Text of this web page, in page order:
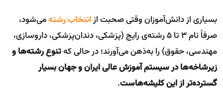
بسیاری از دانش‌آموزان وقتی صحبت ازانتخاب رشتهمی‌شود،
صرفاً نام ۳ تا ۵ رشته‌ی رایج (پزشکی، دندان‌پزشکی، داروسازی،
مهندسی، حقوق) را به‌ذهن می‌آورند؛ در حالی کهتنوع رشته‌ها و
زیرشاخه‌ها در سیستم آموزش عالی ایران و جهان بسیار
گسترده‌تر از این کلیشه‌هاست.